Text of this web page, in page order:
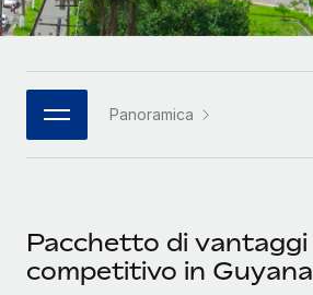
日本語
한국어
中文（简体）
Panoramica
Pacchetto di vantaggi
competitivo in Guyana